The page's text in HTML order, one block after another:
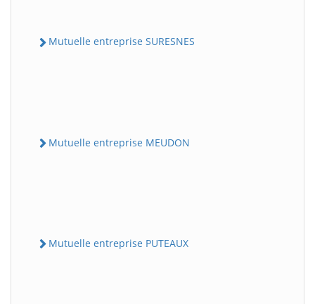
Mutuelle entreprise SURESNES
Mutuelle entreprise MEUDON
Mutuelle entreprise PUTEAUX